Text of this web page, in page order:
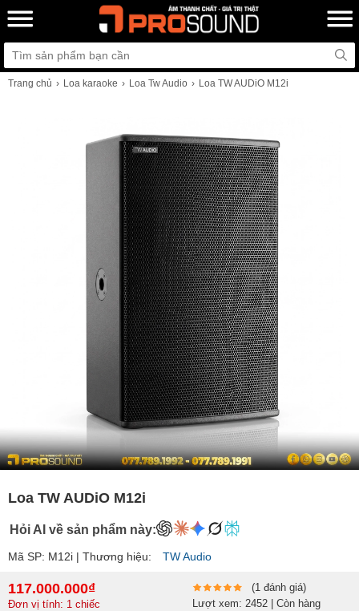
Trang chủ Loa karaoke Loa Tw Audio Loa TW AUDiO M12i
Loa TW AUDiO M12i
Hỏi AI về sản phẩm này:
Mã SP: M12i | Thương hiệu: TW Audio
117.000.000₫
Đơn vị tính: 1 chiếc
(1 đánh giá)
Lượt xem: 2452 | Còn hàng